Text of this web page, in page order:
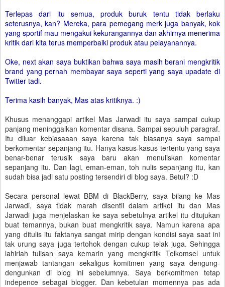
Terlepas dari itu semua, produk buruk tentu tidak berlaku
seterusnya, kan? Mereka, para pemegang merk juga banyak, kok
yang sportif mau mengakui kekurangannya dan akhirnya menerima
kritik dari kita terus memperbaiki produk atau pelayanannya.
Oke, next akan saya buktikan bahwa saya masih berani mengkritik
brand yang pernah membayar saya seperti yang saya upadate di
Twitter tadi.
Terima kasih banyak, Mas atas kritiknya. :)
Khusus menanggapi artikel Mas Jarwadi itu saya sampai cukup
panjang meninggalkan komentar disana. Sampai sepuluh paragraf.
Itu diluar kebiasaaan saya karena tak biasanya saya sampai
berkomentar sepanjang itu. Hanya kasus-kasus tertentu yang saya
benar-benar terusik saya baru akan menuliskan komentar
sepanjang itu. Dan lagi, eman-eman, toh nulis sepanjang itu, kan
sudah bisa jadi satu posting tersendiri di blog saya. Betul? :D
Secara personal lewat BBM di BlackBerry, saya bilang ke Mas
Jarwadi, saya tidak marah disentil dalam artikel itu dan Mas
Jarwadi juga menjelaskan ke saya sebetulnya artikel itu ditujukan
buat temannya, bukan buat mengkritik saya. Namun karena apa
yang ditulis itu faktanya sangat mirip dengan kondisi saya saat ini
tak urung saya juga tertohok dengan cukup telak juga. Sehingga
lahirlah tulisan saya kemarin yang mengkritik Telkomsel untuk
menjawab tantangan sekaligus komitmen yang saya dengung-
dengunkan di blog ini sebelumnya. Saya berkomitmen tetap
indepence sebagai blogger. Dan kebetulan momennya pas ada